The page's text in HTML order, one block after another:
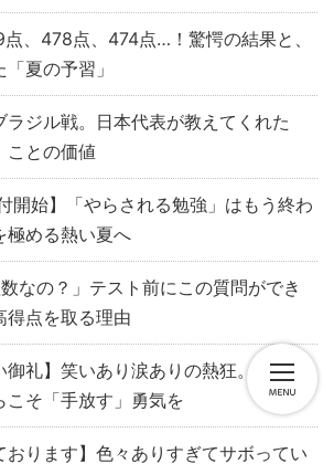
点、478点、474点…！驚愕の結果と、
夏の予習」
ラジル戦。日本代表が教えてくれた
ことの価値
開始】「やらされる勉強」はもう終わ
極める熱い夏へ
数なの？」テスト前にこの質問ができ
得点を取る理由
御礼】笑いあり涙ありの熱狂。そし
こそ「手放す」勇気を
おります】色々ありすぎてサボってい